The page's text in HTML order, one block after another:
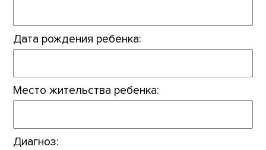
Дата рождения ребенка:
Место жительства ребенка:
Диагноз: